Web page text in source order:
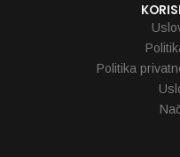
Politika